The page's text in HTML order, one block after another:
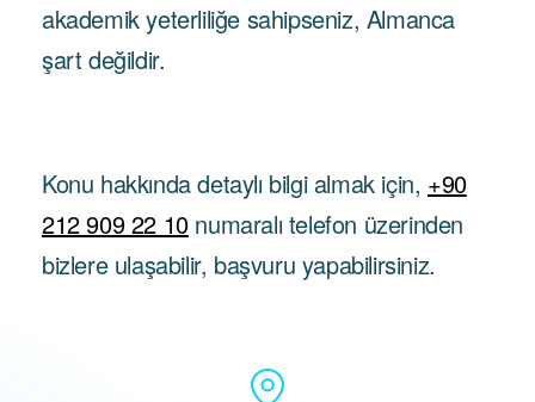
akademik yeterliliğe sahipseniz, Almanca
şart değildir.
Konu hakkında detaylı bilgi almak için, +90
212 909 22 10numaralı telefon üzerinden
bizlere ulaşabilir, başvuru yapabilirsiniz.